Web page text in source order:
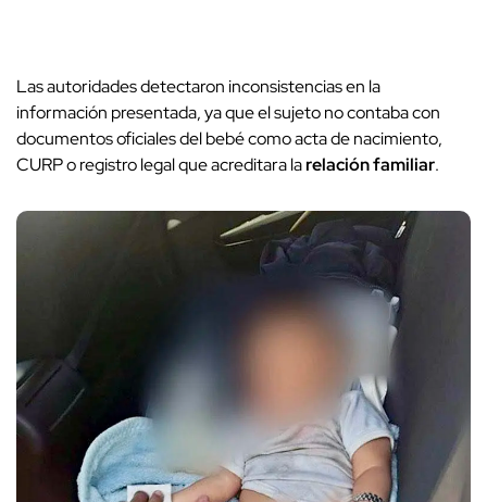
Las autoridades detectaron inconsistencias en la
información presentada, ya que el sujeto no contaba con
documentos oficiales del bebé como acta de nacimiento,
CURP o registro legal que acreditara larelación familiar.